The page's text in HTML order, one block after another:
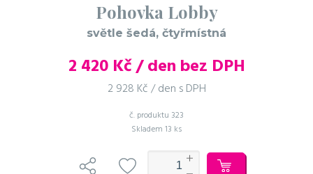
Pohovka Lobby
světle šedá, čtyřmístná
2 420Kč / den bez DPH
2 928 Kč / den s DPH
č. produktu 323
Skladem 13 ks